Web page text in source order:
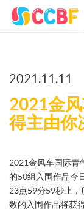
2021.11.11
2021金
得主由你
2021金风车国际青
的50组入围作品今
23点59分59秒止，
数的入围作品将获